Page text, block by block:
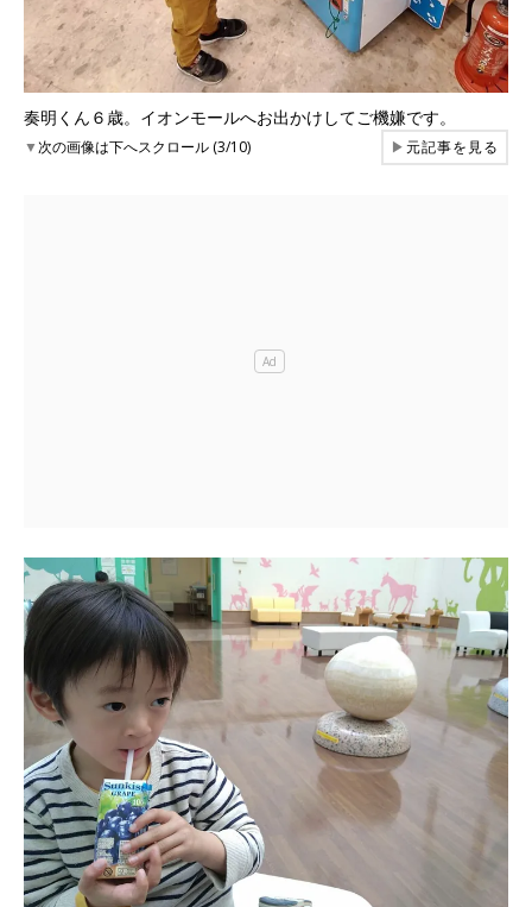
奏明くん６歳。イオンモールへお出かけしてご機嫌です。
▼次の画像は下へスクロール (3/10) ▶元記事を見る